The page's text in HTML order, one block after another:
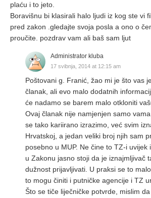
plaću i to jeto.
Boravišnu bi klasirali halo ljudi iz kog ste vi
pred zakon .gledajte svoja posla a ono o
proučite. pozdrav vam ali baš sam ljut
Administrator kluba
17 svibnja, 2014 at 12:15 am
Poštovani g. Franić, žao mi je što vas
članak, ali evo malo dodatnih
će nadamo se barem malo otkloniti
Ovaj članak nije namjenjen samo
se tako kariirano izrazimo, već svim
Hrvatskoj, a jedan veliki broj njih sam
posebno u MUP. Ne čine to TZ-i uvijek
u Zakonu jasno stoji da je iznajmljivač
dužnost prijavljivati. U praksi se to
to mogu činiti i putničke agencije i TZ
Što se tiče liječničke potvrde, mislim